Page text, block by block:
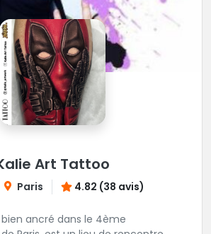
Art Tattoo
Paris 4.82 (38 avis)
ancré dans le 4ème